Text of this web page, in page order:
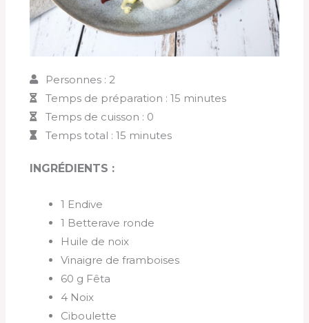
Personnes : 2
Temps de préparation : 15 minutes
Temps de cuisson : 0
Temps total : 15 minutes
INGRÉDIENTS :
1 Endive
1 Betterave ronde
Huile de noix
Vinaigre de framboises
60 g Fêta
4 Noix
Ciboulette